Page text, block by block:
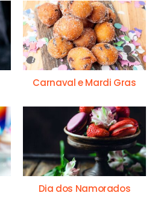
Carnaval e Mardi Gras
Dia dos Namorados